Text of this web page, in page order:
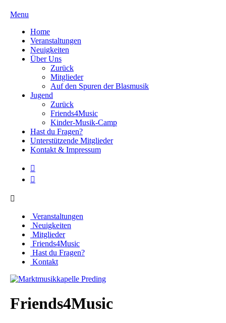
Menu
Home
Veranstaltungen
Neuigkeiten
Über Uns
Zurück
Mitglieder
Auf den Spuren der Blasmusik
Jugend
Zurück
Friends4Music
Kinder-Musik-Camp
Hast du Fragen?
Unterstützende Mitglieder
Kontakt & Impressum
Veranstaltungen
Neuigkeiten
Mitglieder
Friends4Music
Hast du Fragen?
Kontakt
Friends4Music